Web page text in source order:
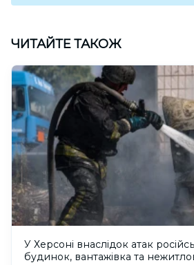
ЧИТАЙТЕ ТАКОЖ
У Херсоні внаслідок атак
будинок, вантажівка та